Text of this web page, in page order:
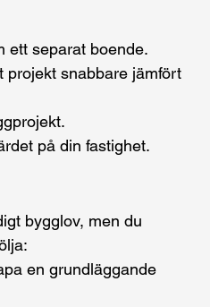
ett separat boende.
projekt snabbare jämfört
på din fastighet.
bygglov, men du
en grundläggande